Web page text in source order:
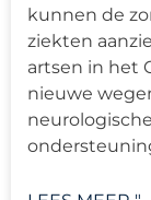
kunnen de
ziekten
artsen in het
nieuwe